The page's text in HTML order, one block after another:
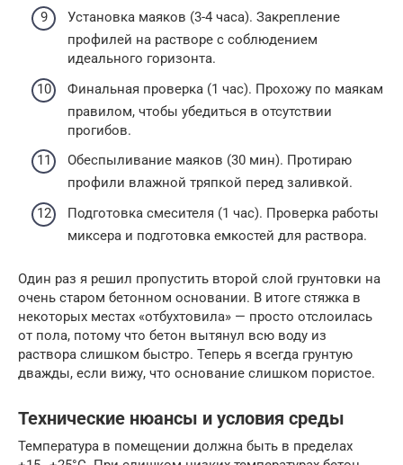
Установка маяков (3-4 часа). Закрепление
профилей на растворе с соблюдением
идеального горизонта.
Финальная проверка (1 час). Прохожу по маякам
правилом, чтобы убедиться в отсутствии
прогибов.
Обеспыливание маяков (30 мин). Протираю
профили влажной тряпкой перед заливкой.
Подготовка смесителя (1 час). Проверка работы
миксера и подготовка емкостей для раствора.
Один раз я решил пропустить второй слой грунтовки на
очень старом бетонном основании. В итоге стяжка в
некоторых местах «отбухтовила» — просто отслоилась
от пола, потому что бетон вытянул всю воду из
раствора слишком быстро. Теперь я всегда грунтую
дважды, если вижу, что основание слишком пористое.
Технические нюансы и условия среды
Температура в помещении должна быть в пределах